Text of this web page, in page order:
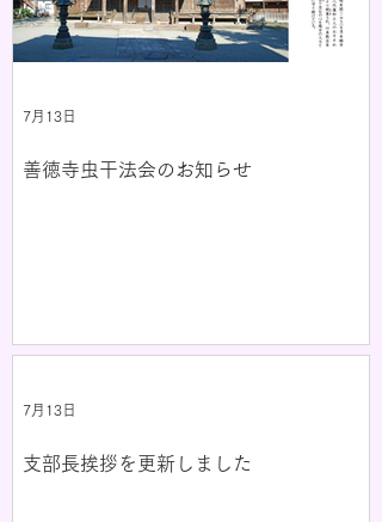
善徳寺虫干法会のお知らせ
7月13日
支部長挨拶を更新しました
7月13日